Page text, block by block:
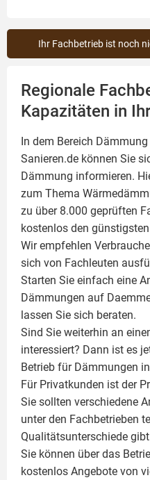
Ihr Fachbetrieb ist noch
Regionale
Kapazitäten in
In dem Bereich
Sanieren.de können Sie
Dämmung informieren.
zum Thema
zu über 8.000 geprüften
kostenlos den
Wir empfehlen
sich von Fachleuten
Starten Sie einfach eine
Dämmungen auf
lassen Sie sich beraten.
Sind Sie weiterhin an
interessiert? Dann ist es
Betrieb für Dämmungen
Für Privatkunden ist der
Sie sollten verschiedene
unter den Fachbetrieben
Qualitätsunterschiede
Sie können über das
kostenlos Angebote von